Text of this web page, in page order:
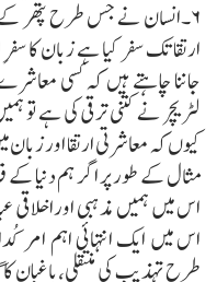
۶۔انسان نے جس طرح پتھر
ارتقا تک سفر کیا ہے زبان کا
جاننا چاہتے ہیں کہ کسی
لٹریچر نے کتنی ترقی کی ہے تو
کیوں کہ معاشرتی ارتقا اور
مثال کے طور پر اگر ہم دنیا کے
اس میں ہمیں مذہبی اوراخلاقی
اس میں ایک انتہائی اہم امر
طرح تہذیب کی منتقلی،باغبان